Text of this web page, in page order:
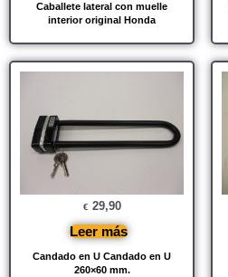
Caballete lateral con muelle
interior original Honda
Candado en U Candado en U
260×60 mm.
€ 29,90
Leer más